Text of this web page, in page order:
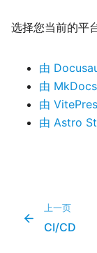
选择您当前的平
由
由
由
由 Astro
上一页
CI/CD